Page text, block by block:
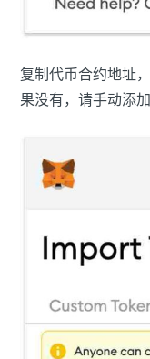
复制代币合约地址
果没有，请手动添